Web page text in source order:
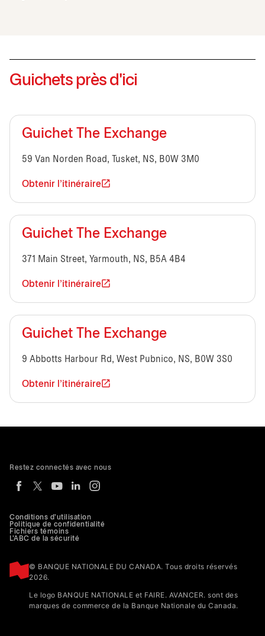
Guichets près d'ici
Guichet The Exchange
59 Van Norden Road, Tusket, NS, B0W 3M0
Obtenir l'itinéraire
Guichet The Exchange
371 Main Street, Yarmouth, NS, B5A 4B4
Obtenir l'itinéraire
Guichet The Exchange
9 Abbotts Harbour Rd, West Pubnico, NS, B0W 3S0
Obtenir l'itinéraire
Conditions d'utilisation
Politique de confidentialité
Fichiers témoins
L'ABC de la sécurité
© BANQUE NATIONALE DU CANADA. Tous droits réservés
2026.
Le logo BANQUE NATIONALE et FAIRE. AVANCER. sont des
marques de commerce de la Banque Nationale du Canada.
Restez connectés avec nous